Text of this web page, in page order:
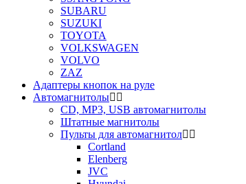
SUBARU
SUZUKI
TOYOTA
VOLKSWAGEN
VOLVO
ZAZ
Адаптеры кнопок на руле
Автомагнитолы
CD, MP3, USB автомагнитолы
Штатные магнитолы
Пульты для автомагнитол
Cortland
Elenberg
JVC